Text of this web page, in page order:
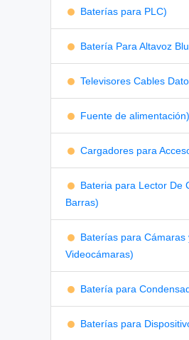
Baterías para PLC)
Batería Para Altavoz
Televisores Cables
Fuente de alimentación)
Cargadores para
Bateria para Lector De
Barras)
Baterías para Cámaras
Videocámaras)
Batería para
Baterías para